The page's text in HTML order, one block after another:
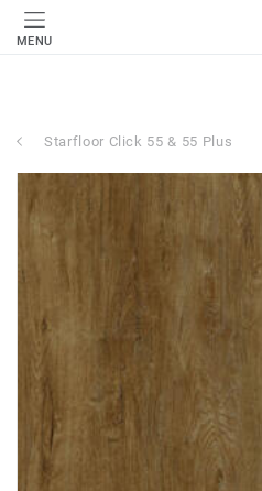
MENU
Starfloor Click 55 & 55 Plus